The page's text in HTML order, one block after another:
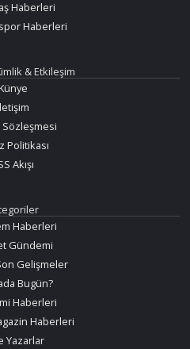
Haberleri
Haberleri
& Etkileşim
Sözleşmesi
Politikası
Akışı
Haberleri
Gündemi
Gelişmeler
Bugün?
Haberleri
Haberleri
Yazarlar